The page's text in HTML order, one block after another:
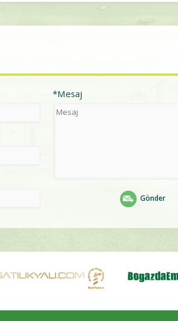
*Mesaj
Gönder